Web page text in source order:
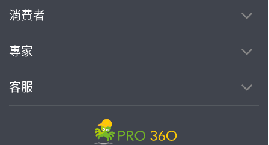
消費者
專家
客服